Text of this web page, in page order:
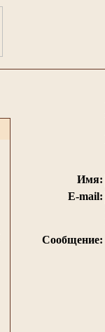
Имя:
E-mail:
Сообщение: